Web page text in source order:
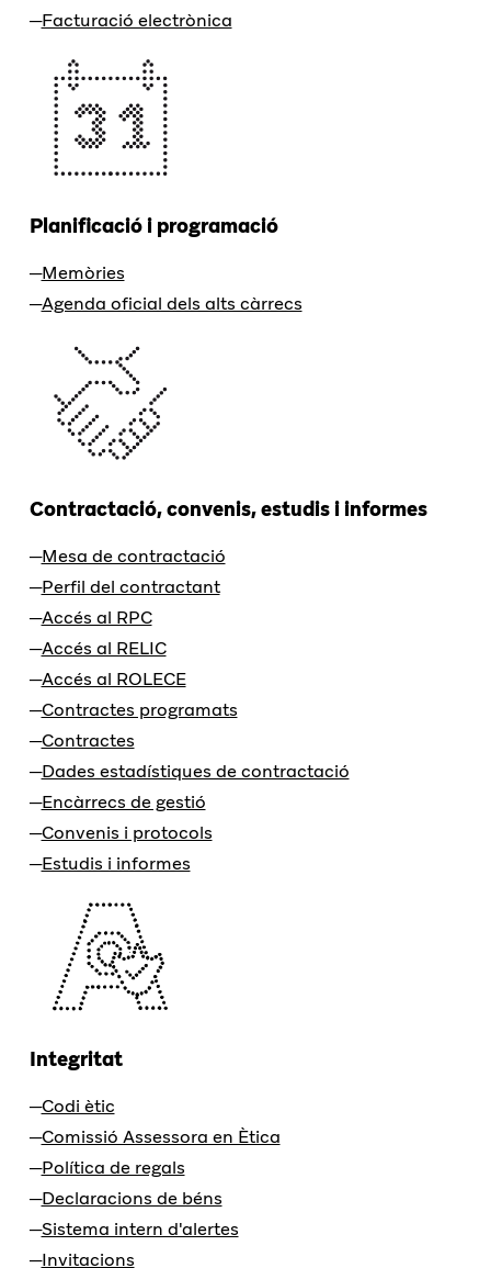
Facturació electrònica
Planificació i programació
Memòries
Agenda oficial dels alts càrrecs
Contractació, convenis, estudis i informes
Mesa de contractació
Perfil del contractant
Accés al RPC
Accés al RELIC
Accés al ROLECE
Contractes programats
Contractes
Dades estadístiques de contractació
Encàrrecs de gestió
Convenis i protocols
Estudis i informes
Integritat
Codi ètic
Comissió Assessora en Ètica
Política de regals
Declaracions de béns
Sistema intern d'alertes
Invitacions